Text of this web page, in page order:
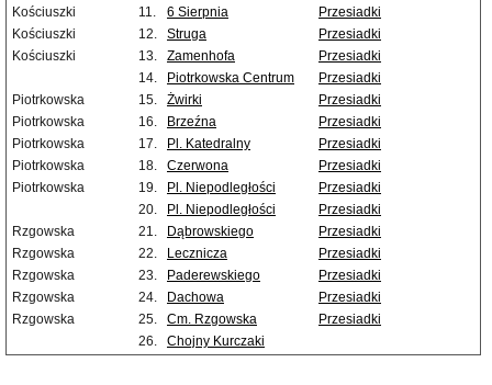
Kościuszki
11. 6 Sierpnia
Przesiadki
Kościuszki
12. Struga
Przesiadki
Kościuszki
13. Zamenhofa
Przesiadki
14.
Piotrkowska Centrum
Przesiadki
Piotrkowska
15. Żwirki
Przesiadki
Piotrkowska
16. Brzeźna
Przesiadki
Piotrkowska
17. Pl. Katedralny
Przesiadki
Piotrkowska
18. Czerwona
Przesiadki
Piotrkowska
19. Pl. Niepodległości
Przesiadki
20.
Pl. Niepodległości
Przesiadki
Rzgowska
21. Dąbrowskiego
Przesiadki
Rzgowska
22. Lecznicza
Przesiadki
Rzgowska
23. Paderewskiego
Przesiadki
Rzgowska
24. Dachowa
Przesiadki
Rzgowska
25. Cm. Rzgowska
Przesiadki
26.
Chojny Kurczaki